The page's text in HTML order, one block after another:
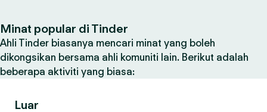
Minat popular di Tinder
Ahli Tinder biasanya mencari minat yang boleh
dikongsikan bersama ahli komuniti lain. Berikut adalah
beberapa aktiviti yang biasa:
Luar